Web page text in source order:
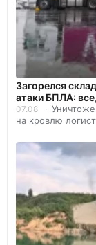
Загорелся
атаки БПЛА:
07.08
на кровлю